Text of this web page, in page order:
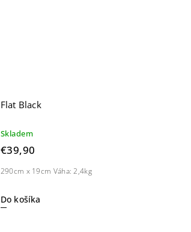
Flat Black
Skladem
€39,90
Do košíka
290cm x 19cm Váha: 2,4kg